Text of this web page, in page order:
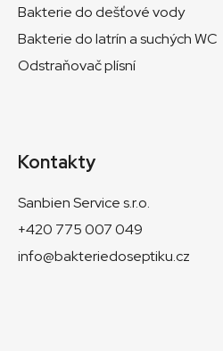
Bakterie do dešťové vody
Bakterie do latrín a suchých WC
Odstraňovač plísní
Kontakty
Sanbien Service s.r.o.
+420 775 007 049
info@bakteriedoseptiku.cz